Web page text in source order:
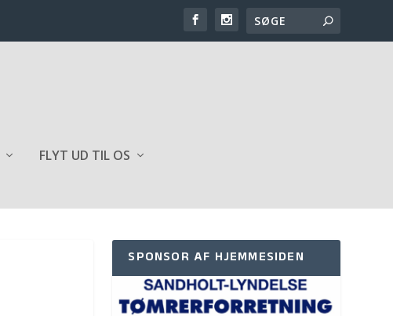
FLYT UD TIL OS
SPONSOR AF HJEMMESIDEN